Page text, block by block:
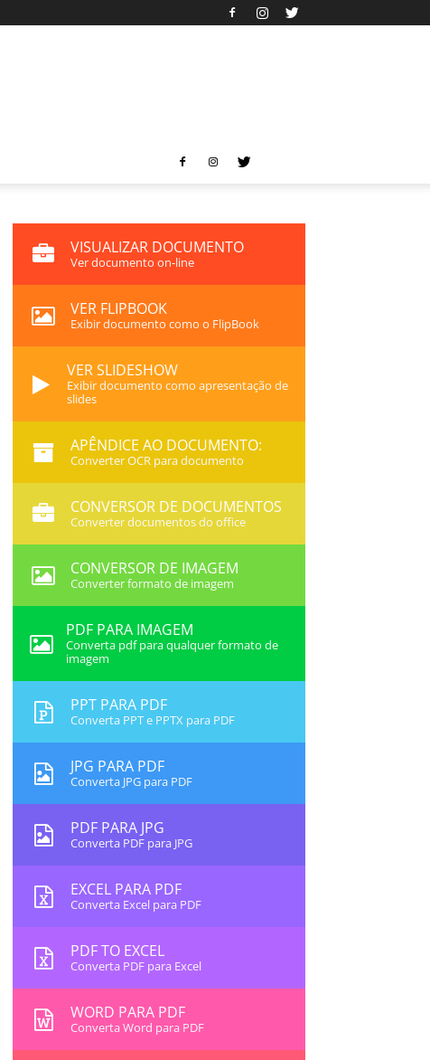
VISUALIZAR DOCUMENTO
Ver documento on-line
VER FLIPBOOK
Exibir documento como o FlipBook
VER SLIDESHOW
Exibir documento como apresentação de
slides
APÊNDICE AO DOCUMENTO:
Converter OCR para documento
CONVERSOR DE DOCUMENTOS
Converter documentos do office
CONVERSOR DE IMAGEM
Converter formato de imagem
PDF PARA IMAGEM
Converta pdf para qualquer formato de
imagem
PPT PARA PDF
Converta PPT e PPTX para PDF
JPG PARA PDF
Converta JPG para PDF
PDF PARA JPG
Converta PDF para JPG
EXCEL PARA PDF
Converta Excel para PDF
PDF TO EXCEL
Converta PDF para Excel
WORD PARA PDF
Converta Word para PDF